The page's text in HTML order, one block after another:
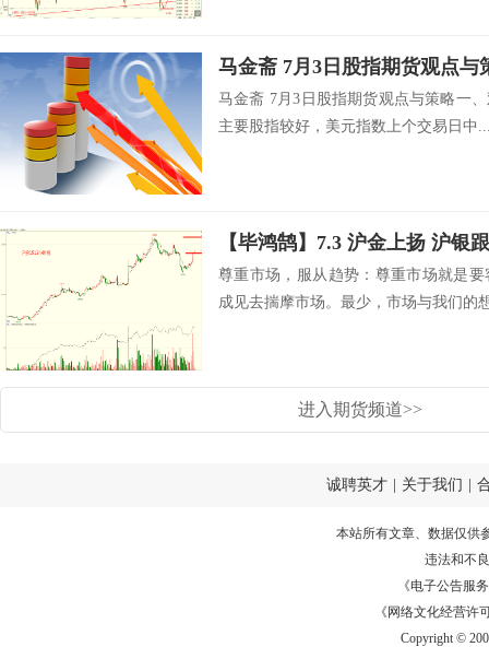
马金斋 7月3日股指期货观
马金斋 7月3日股指期货观点与策略一
主要股指较好，美元指数上个交易日中
【毕鸿鹄】7.3 沪金上扬 沪银
尊重市场，服从趋势：尊重市场就是
成见去揣摩市场。最少，市场与我们的
进入期货频道>>
诚聘英才 关于我们
本站所有文章、数据仅供
违法和不
《电子公告服务
《网络文化经营许
Copyright ©